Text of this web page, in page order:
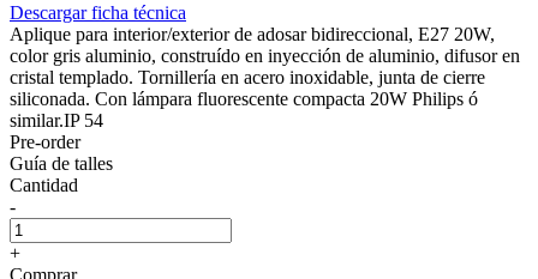
Descargar ficha técnica
Aplique para interior/exterior de adosar bidireccional, E27 20W,
color gris aluminio, construído en inyección de aluminio, difusor en
cristal templado. Tornillería en acero inoxidable, junta de cierre
siliconada. Con lámpara fluorescente compacta 20W Philips ó
similar.IP 54
Pre-order
Guía de talles
Cantidad
-
+
Comprar